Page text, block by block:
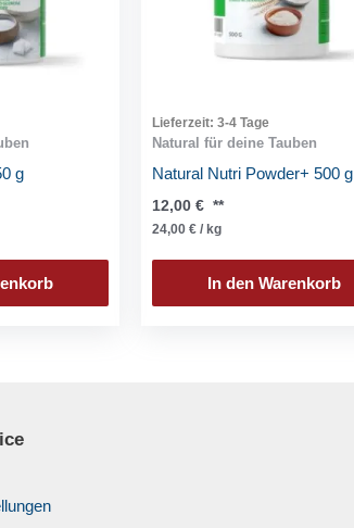
g
Lieferzeit: 3-4 Tage
Natural für deine Tauben
Natural Nutri Powder+ 500 g
12,00 € **
24,00 € / kg
In den Warenkorb